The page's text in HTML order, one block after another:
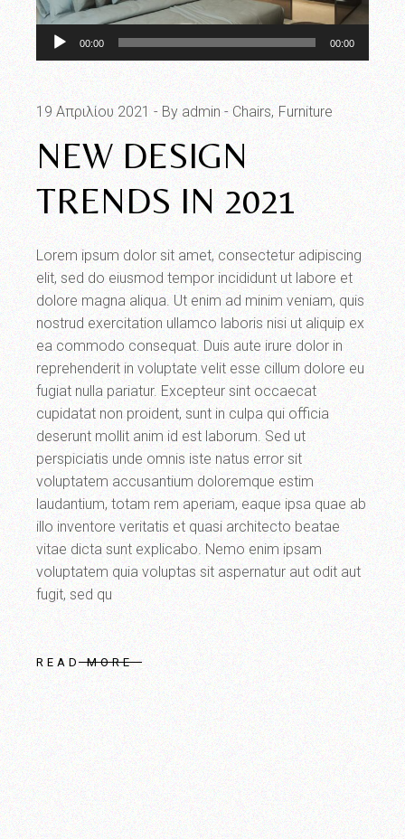
Πρόγραμμα
Αναπαραγωγής
Ήχου
00:00 00:00
19 Απριλίου 2021 By admin Chairs Furniture
NEW DESIGN
TRENDS IN 2021
Lorem ipsum dolor sit amet, consectetur adipiscing
elit, sed do eiusmod tempor incididunt ut labore et
dolore magna aliqua. Ut enim ad minim veniam, quis
nostrud exercitation ullamco laboris nisi ut aliquip ex
ea commodo consequat. Duis aute irure dolor in
reprehenderit in voluptate velit esse cillum dolore eu
fugiat nulla pariatur. Excepteur sint occaecat
cupidatat non proident, sunt in culpa qui officia
deserunt mollit anim id est laborum. Sed ut
perspiciatis unde omnis iste natus error sit
voluptatem accusantium doloremque estim
laudantium, totam rem aperiam, eaque ipsa quae ab
illo inventore veritatis et quasi architecto beatae
vitae dicta sunt explicabo. Nemo enim ipsam
voluptatem quia voluptas sit aspernatur aut odit aut
fugit, sed qu
READ MORE